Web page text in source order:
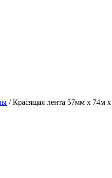
/ Красящая лента 57мм х 74м